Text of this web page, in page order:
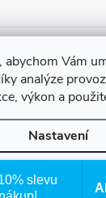
abychom Vám
analýze
výkon a
Nastavení
Souhlasím
údajů
.
slevu